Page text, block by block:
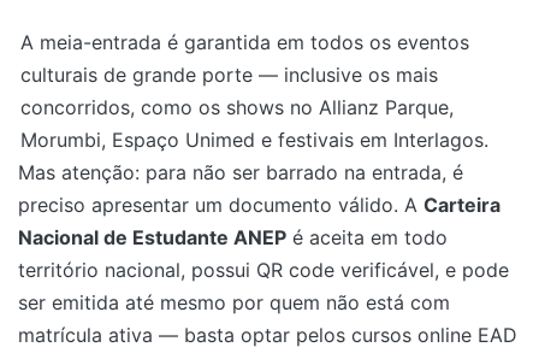
A meia-entrada é garantida em todos os eventos
culturais de grande porte — inclusive os mais
concorridos, como os shows no Allianz Parque,
Morumbi, Espaço Unimed e festivais em Interlagos.
Mas atenção: para não ser barrado na entrada, é
preciso apresentar um documento válido. A Carteira
Nacional de Estudante ANEP é aceita em todo
território nacional, possui QR code verificável, e pode
ser emitida até mesmo por quem não está com
matrícula ativa — basta optar pelos cursos online EAD